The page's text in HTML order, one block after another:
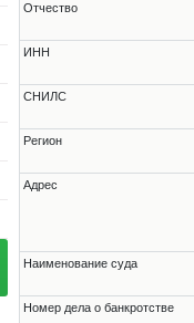
Отчество
ИНН
СНИЛС
Регион
Адрес
Наименование суда
Номер дела о банкротстве